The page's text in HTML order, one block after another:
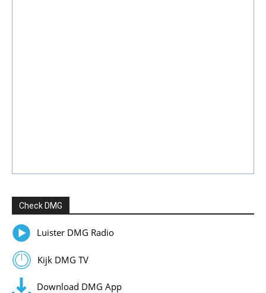
Check DMG
Luister DMG Radio
Kijk DMG TV
Download DMG App